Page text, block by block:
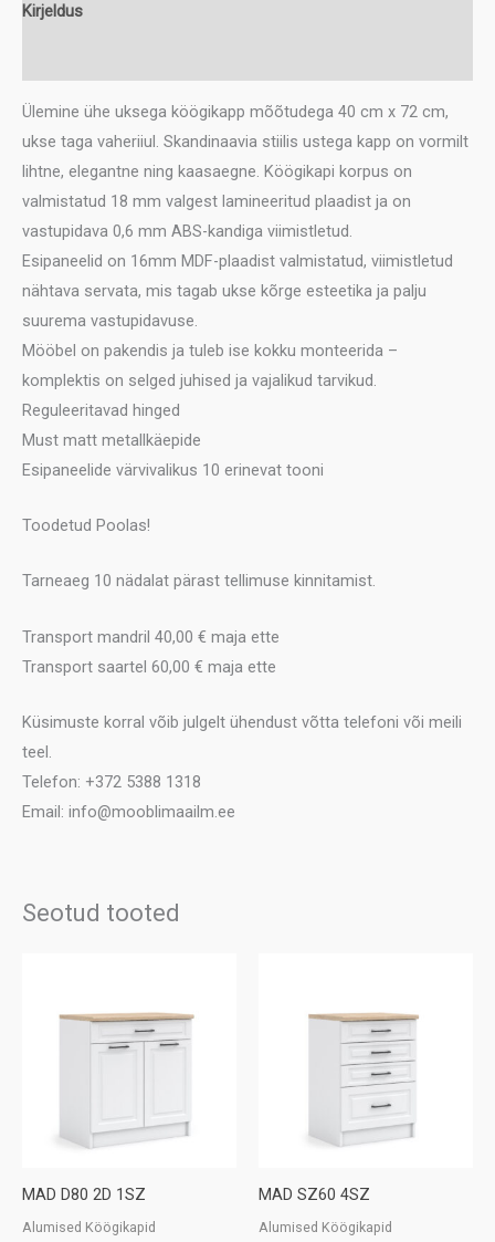
Kirjeldus
Ülemine ühe uksega köögikapp mõõtudega 40 cm x 72 cm,
ukse taga vaheriiul. Skandinaavia stiilis ustega kapp on vormilt
lihtne, elegantne ning kaasaegne. Köögikapi korpus on
valmistatud 18 mm valgest lamineeritud plaadist ja on
vastupidava 0,6 mm ABS-kandiga viimistletud.
Esipaneelid on 16mm MDF-plaadist valmistatud, viimistletud
nähtava servata, mis tagab ukse kõrge esteetika ja palju
suurema vastupidavuse.
Mööbel on pakendis ja tuleb ise kokku monteerida –
komplektis on selged juhised ja vajalikud tarvikud.
Reguleeritavad hinged
Must matt metallkäepide
Esipaneelide värvivalikus 10 erinevat tooni
Toodetud Poolas!
Tarneaeg 10 nädalat pärast tellimuse kinnitamist.
Transport mandril 40,00 € maja ette
Transport saartel 60,00 € maja ette
Küsimuste korral võib julgelt ühendust võtta telefoni või meili
teel.
Telefon: +372 5388 1318
Email: info@mooblimaailm.ee
Seotud tooted
MAD D80 2D 1SZ
Alumised Köögikapid
MAD SZ60 4SZ
Alumised Köögikapid